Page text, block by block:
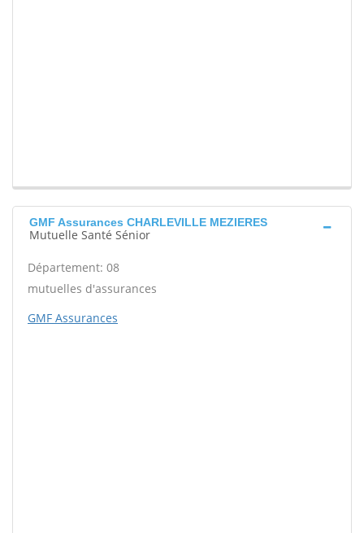
GMF Assurances CHARLEVILLE MEZIERES
Mutuelle Santé Sénior
Département: 08
mutuelles d'assurances
GMF Assurances